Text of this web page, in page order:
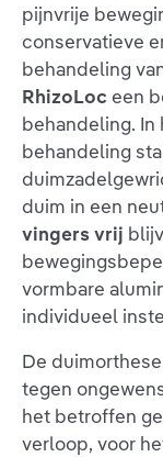
pijnvrije
conservatieve
behandeling
RhizoLoc een
behandeling. In
behandeling
duim in een
vingers vrij
vormbare
individueel
De duimorthese
tegen
het betroffen
verloop, voor